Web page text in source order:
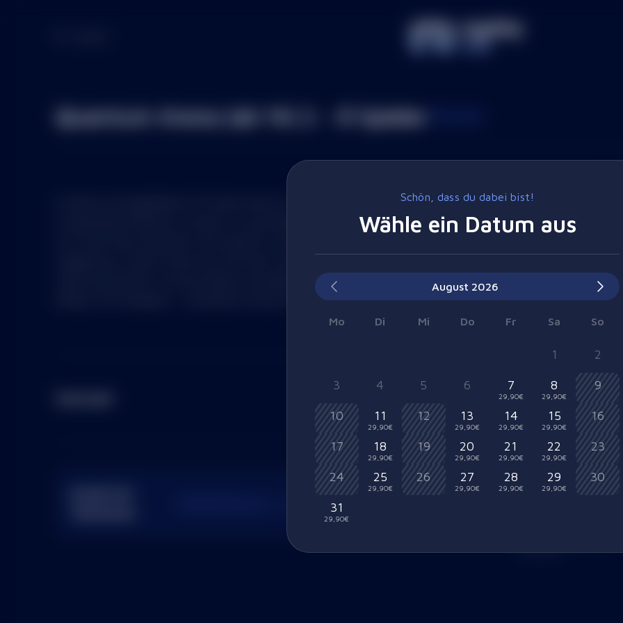
Quantum Arena (ab 14) 2 - 8 Spieler
In diesem actiongeladenen PvP-Spiel tretet ihr in zwei Teams gegeneinander an, um euch
in spannenden Matches zu messen. In verschiedenen Arenen aus unserem Rift Link kämpft
Taktik klug einsetzt, wird als Sieger hervorgehen. Seid bereit für intensive Action, schnelle
Reflexe und Teamgeist – die Quantum Arena wartet auf euch!
Exklusive
Schön, dass du dabei bist!
Wähle ein Datum aus
August
Mo Di Mi Do Fr Sa So
1 2
3 4 5 6 7
29,90€
8
29,90€
9
10 11
29,90€
12 13
29,90€
14
29,90€
15
29,90€
16
17 18
29,90€
19 20
29,90€
21
29,90€
22
29,90€
23
24 25
29,90€
26 27
29,90€
28
29,90€
29
29,90€
30
31
29,90€